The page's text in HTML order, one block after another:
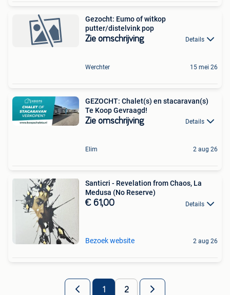
Gezocht: Eumo of witkop
putter/distelvink pop
Zie omschrijving Details
Werchter 15 mei 26
GEZOCHT: Chalet(s) en stacaravan(s)
Te Koop Gevraagd!
Zie omschrijving Details
Elim 2 aug 26
Santicri - Revelation from Chaos, La
Medusa (No Reserve)
€ 61,00 Details
Bezoek website 2 aug 26
1 2